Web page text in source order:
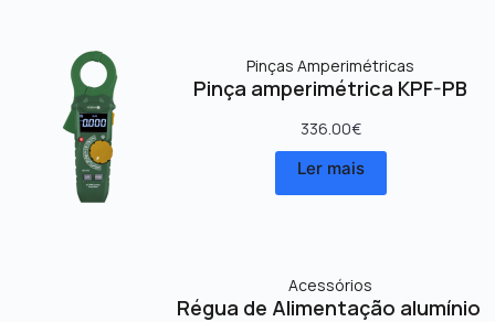
Pinças Amperimétricas
Pinça amperimétrica KPF-PB
336.00€
Ler mais
Acessórios
Régua de Alimentação alumínio